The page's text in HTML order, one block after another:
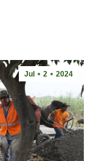
Jul 2 2024